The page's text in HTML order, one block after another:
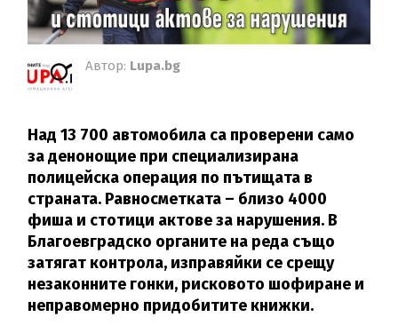
Автор: Lupa.bg
Над 13 700 автомобила са проверени само
за денонощие при специализирана
полицейска операция по пътищата в
страната. Равносметката – близо 4000
фиша и стотици актове за нарушения. В
Благоевградско органите на реда също
затягат контрола, изправяйки се срещу
незаконните гонки, рисковото шофиране и
неправомерно придобитите книжки.